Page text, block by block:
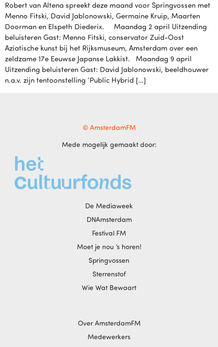
Robert van Altena spreekt deze maand voor Springvossen met
Menno Fitski, David Jablonowski, Germaine Kruip, Maarten
Doorman en Elspeth Diederix. Maandag 2 april Uitzending
beluisteren Gast: Menno Fitski, conservator Zuid-Oost
Aziatische kunst bij het Rijksmuseum, Amsterdam over een
zeldzame 17e Eeuwse Japanse Lakkist. Maandag 9 april
Uitzending beluisteren Gast: David Jablonowski, beeldhouwer
n.a.v. zijn tentoonstelling ‘Public Hybrid […]
© AmsterdamFM
Mede mogelijk gemaakt door:
De Mediaweek
DNAmsterdam
Festival FM
Moet je nou ‘s horen!
Springvossen
Sterrenstof
Wie Wat Bewaart
Over AmsterdamFM
Medewerkers